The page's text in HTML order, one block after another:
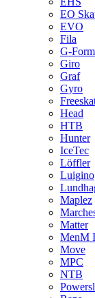
EO
EVO
Fila
G-Form
Giro
Graf
Gyro
Head
HTB
Hunter
IceTec
Löffler
Luigino
Maplez
Matter
MenM
Move
MPC
NTB